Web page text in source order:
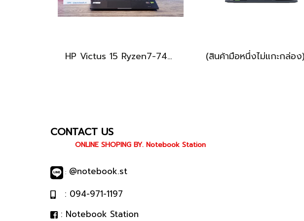
HP Victus 15 Ryzen7-7445HS RTX4050(6GB) Ram16 SSD512GB จอ15.6 FHD 144Hz เกมมิ่งสเปคสูง มีประกันศูนย์ เพียง 26,900.-
CONTACT US
ONLINE SHOPING BY. Notebook Station
: @notebook.st
: 094-971-1197
: Notebook Station